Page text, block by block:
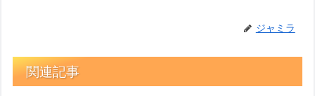
ジャミラ
関連記事